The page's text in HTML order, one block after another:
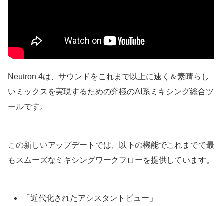
Neutron 4は、サウンドをこれまで以上に速く＆素晴らし
いミックスを実現するための究極のAI系ミキシング総合ツ
ールです。
この新しいアップデートでは、以下の機能でこれまでで最
もスムーズなミキシングワークフローを提供しています。
「近代化されたアシスタントビュー」